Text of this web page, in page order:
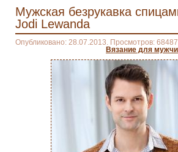
Мужская безрукавка
Jodi Lewanda
Опубликовано: 28.07.2013. Просмотров: 68487
Вязание для